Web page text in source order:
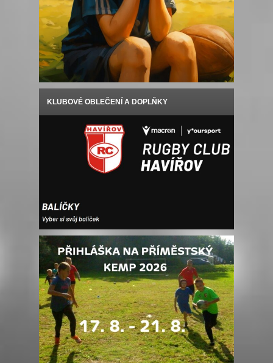
KLUBOVÉ OBLEČENÍ A DOPLŇKY